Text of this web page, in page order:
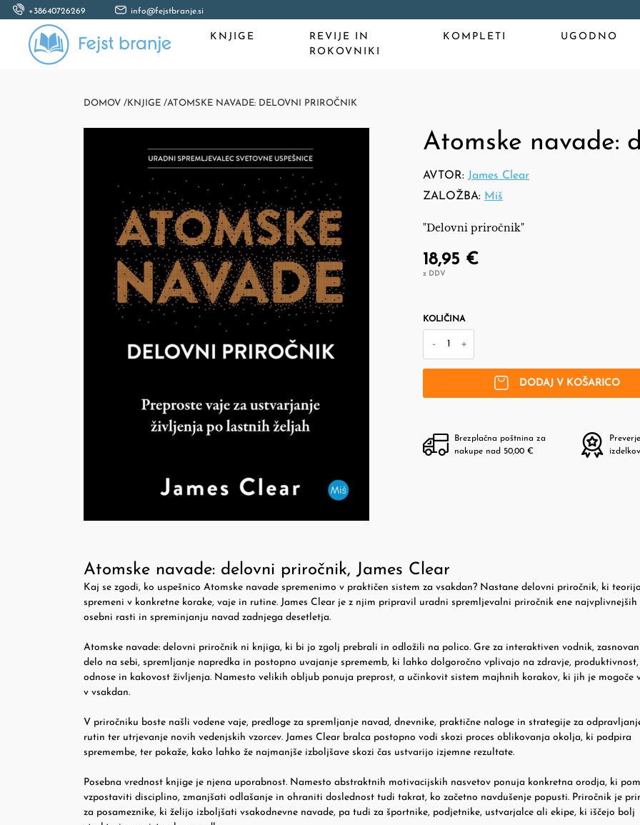
+38640726269 info@fejstbranje.si
KNJIGE
REVIJE IN
ROKOVNIKI
KOMPLETI UGODNO
DOMOV /KNJIGE /ATOMSKE NAVADE: DELOVNI PRIROČNIK
Atomske navade:
AVTOR: James Clear
ZALOŽBA: Miš
"Delovni priročnik"
18,95 €
z DDV
KOLIČINA
- +
DODAJ V KOŠARICO
Brezplačna poštnina za
nakupe nad 50,00 €
izdelkov
Atomske navade: delovni priročnik, James Clear
Kaj se zgodi, ko uspešnico Atomske navade spremenimo v praktičen sistem za vsakdan? Nastane delovni priročnik, ki
spremeni v konkretne korake, vaje in rutine. James Clear je z njim pripravil uradni spremljevalni priročnik ene
osebni rasti in spreminjanju navad zadnjega desetletja.
Atomske navade: delovni priročnik ni knjiga, ki bi jo zgolj prebrali in odložili na polico. Gre za interaktiven vodnik,
delo na sebi, spremljanje napredka in postopno uvajanje sprememb, ki lahko dolgoročno vplivajo na zdravje, produktivnost,
odnose in kakovost življenja. Namesto velikih obljub ponuja preprost, a učinkovit sistem majhnih korakov, ki jih je mogoče
v vsakdan.
V priročniku boste našli vodene vaje, predloge za spremljanje navad, dnevnike, praktične naloge in strategije za
rutin ter utrjevanje novih vedenjskih vzorcev. James Clear bralca postopno vodi skozi proces oblikovanja okolja, ki podpira
spremembe, ter pokaže, kako lahko že najmanjše izboljšave skozi čas ustvarijo izjemne rezultate.
Posebna vrednost knjige je njena uporabnost. Namesto abstraktnih motivacijskih nasvetov ponuja konkretna orodja, ki
vzpostaviti disciplino, zmanjšati odlašanje in ohraniti doslednost tudi takrat, ko začetno navdušenje popusti. Priročnik je
za posameznike, ki želijo izboljšati vsakodnevne navade, pa tudi za športnike, podjetnike, ustvarjalce ali ekipe, ki iščejo bolj